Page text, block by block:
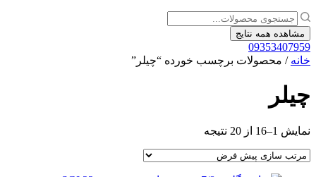
جستجو
...مشاهده همه نتایج
09353407959
خانه / محصولات برچسب خورده “چیلر”
چیلر
نمایش 1–16 از 20 نتیجه